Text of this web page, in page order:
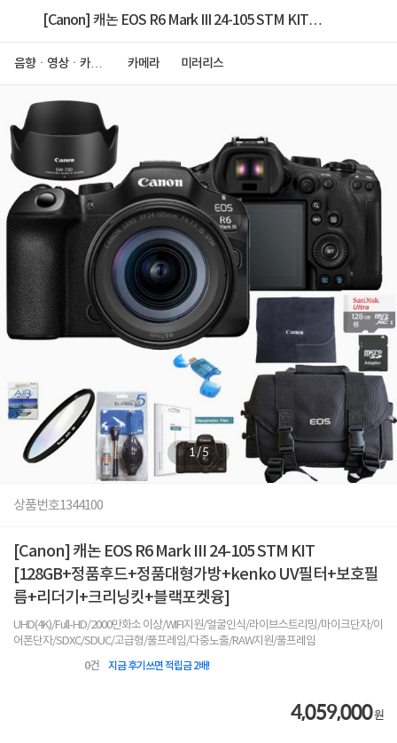
[Canon] 캐논 EOS R6 Mark III 24-105 STM KIT
음향ㆍ영상ㆍ카메
카메라 미러리스
1/5
상품번호1344100
[Canon] 캐논 EOS R6 Mark III 24-105 STM KIT
[128GB+정품후드+정품대형가방+kenko UV필터+보호필
름+리더기+크리닝킷+블랙포켓융]
UHD(4K)/Full-HD/2000만화소 이상/WIFI지원/얼굴인식/라이브스트리밍/마이크단자/이
어폰단자/SDXC/SDUC/고급형/풀프레임/다중노출/RAW지원/풀프레임
0건 지금 후기쓰면 적립금 2배!
4,059,000원